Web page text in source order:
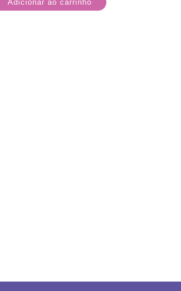
Adicionar ao carrinho